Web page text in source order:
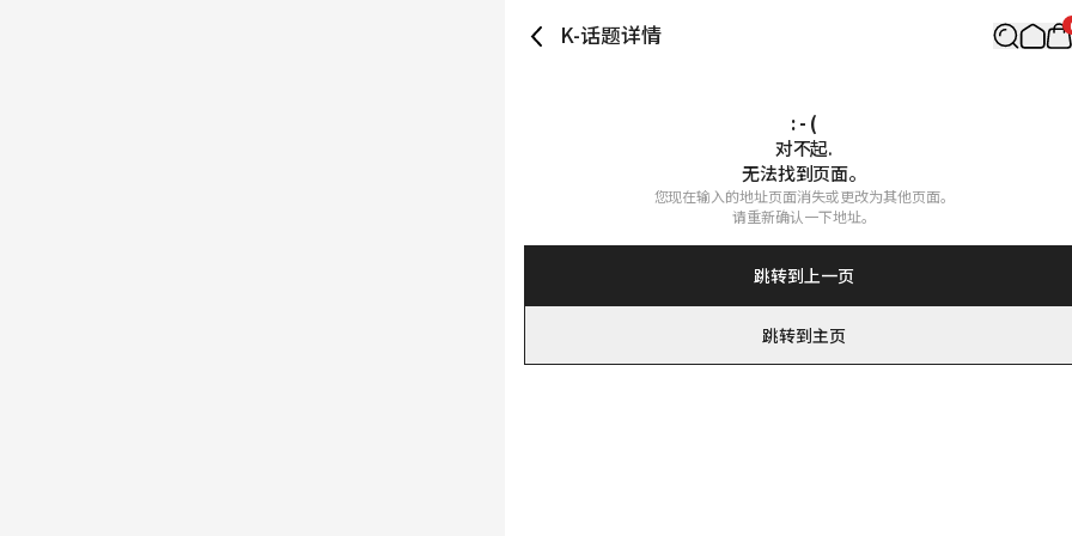
K-话题详情
: - (
对不起.
无法找到页面。
您现在输入的地址页面消失或更改为其他页面。
请重新确认一下地址。
跳转到上一页
跳转到主页